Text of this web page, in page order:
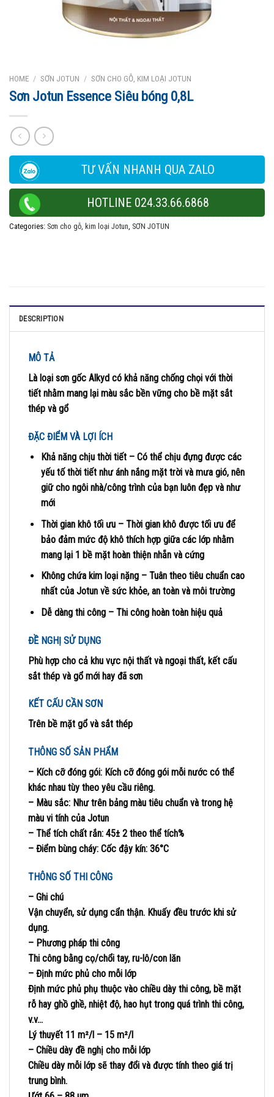
HOME / SƠN JOTUN / SƠN CHO GỖ, KIM LOẠI JOTUN
Sơn Jotun Essence Siêu bóng 0,8L
TƯ VẤN NHANH QUA ZALO
HOTLINE 024.33.66.6868
Categories: Sơn cho gỗ, kim loại Jotun, SƠN JOTUN
DESCRIPTION
MÔ TẢ
Là loại sơn gốc Alkyd có khả năng chống chọi với thời
tiết nhằm mang lại màu sắc bền vững cho bề mặt sắt
thép và gổ
ĐẶC ĐIỂM VÀ LỢI ÍCH
Khả năng chịu thời tiết – Có thể chịu đựng được các
yếu tố thời tiết như ánh nắng mặt trời và mưa gió, nên
giữ cho ngôi nhà/công trình của bạn luôn đẹp và như
mới
Thời gian khô tối ưu – Thời gian khô được tối ưu để
bảo đảm mức độ khô thích hợp giữa các lớp nhằm
mang lại 1 bề mặt hoàn thiện nhẵn và cứng
Không chứa kim loại nặng – Tuân theo tiêu chuẩn cao
nhất của Jotun về sức khỏe, an toàn và môi trường
Dễ dàng thi công – Thi công hoàn toàn hiệu quả
ĐỀ NGHỊ SỬ DỤNG
Phù hợp cho cả khu vực nội thất và ngoại thất, kết cấu
sắt thép và gổ mới hay đã sơn
KẾT CẤU CẦN SƠN
Trên bề mặt gổ và sắt thép
THÔNG SỐ SẢN PHẨM
– Kích cỡ đóng gói: Kích cỡ đóng gói mỗi nước có thể
khác nhau tùy theo yêu cầu riêng.
– Màu sắc: Như trên bảng màu tiêu chuẩn và trong hệ
màu vi tính của Jotun
– Thể tích chất rắn: 45± 2 theo thể tích%
– Điểm bùng cháy: Cốc đậy kín: 36°C
THÔNG SỐ THI CÔNG
– Ghi chú
Vận chuyển, sử dụng cẩn thận. Khuấy đều trước khi sử
dụng.
– Phương pháp thi công
Thi công bằng cọ/chổi tay, ru-lô/con lăn
– Định mức phủ cho mỗi lớp
Định mức phủ phụ thuộc vào chiều dày thi công, bề mặt
rỗ hay ghồ ghề, nhiệt độ, hao hụt trong quá trình thi công,
v.v…
Lý thuyết 11 m²/l – 15 m²/l
– Chiều dày đề nghị cho mỗi lớp
Chiều dày mỗi lớp sẽ thay đổi và được tính theo giá trị
trung bình.